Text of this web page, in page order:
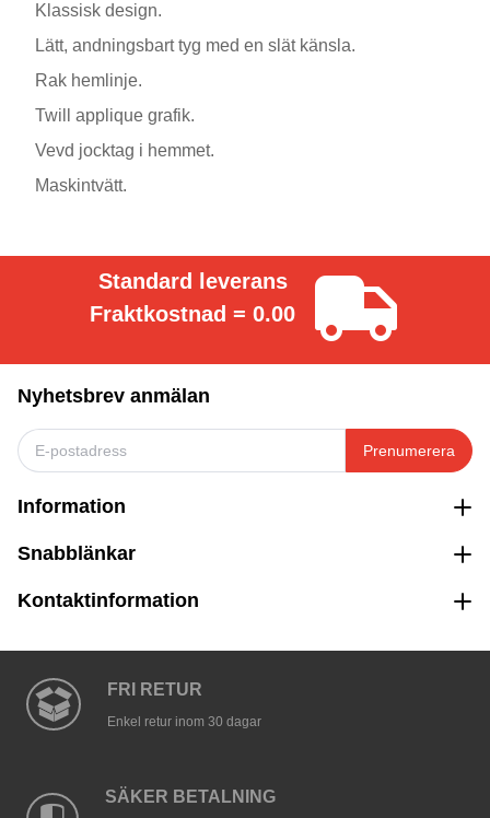
Klassisk design.
Lätt, andningsbart tyg med en slät känsla.
Rak hemlinje.
Twill applique grafik.
Vevd jocktag i hemmet.
Maskintvätt.
Standard leverans
Fraktkostnad = 0.00
Nyhetsbrev anmälan
Prenumerera
Information
Snabblänkar
Kontaktinformation
FRI RETUR
Enkel retur inom 30 dagar
SÄKER BETALNING